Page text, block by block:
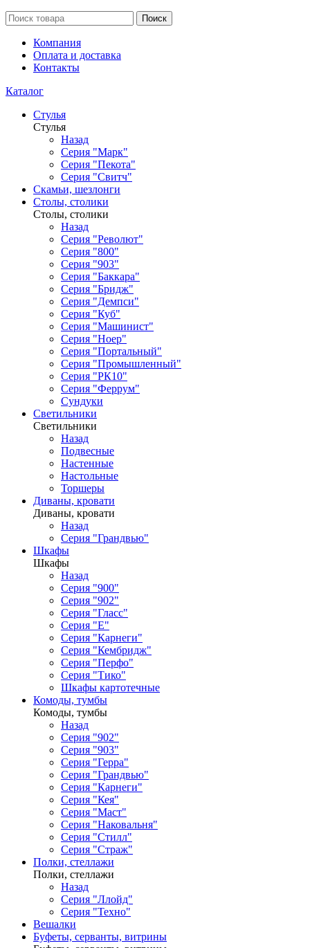
Поиск
Компания
Оплата и доставка
Контакты
Каталог
Стулья
Стулья
Назад
Серия "Марк"
Серия "Пекота"
Серия "Свитч"
Скамьи, шезлонги
Столы, столики
Столы, столики
Назад
Серия "Револют"
Серия "800"
Серия "903"
Серия "Баккара"
Серия "Бридж"
Серия "Демпси"
Серия "Куб"
Серия "Машинист"
Серия "Ноер"
Серия "Портальный"
Серия "Промышленный"
Серия "РК10"
Серия "Феррум"
Сундуки
Светильники
Светильники
Назад
Подвесные
Настенные
Настольные
Торшеры
Диваны, кровати
Диваны, кровати
Назад
Серия "Грандвью"
Шкафы
Шкафы
Назад
Серия "900"
Серия "902"
Серия "Гласс"
Серия "Е"
Серия "Карнеги"
Серия "Кембридж"
Серия "Перфо"
Серия "Тико"
Шкафы картотечные
Комоды, тумбы
Комоды, тумбы
Назад
Серия "902"
Серия "903"
Серия "Герра"
Серия "Грандвью"
Серия "Карнеги"
Серия "Кея"
Серия "Маст"
Серия "Наковальня"
Серия "Стилл"
Серия "Страж"
Полки, стеллажи
Полки, стеллажи
Назад
Серия "Ллойд"
Серия "Техно"
Вешалки
Буфеты, серванты, витрины